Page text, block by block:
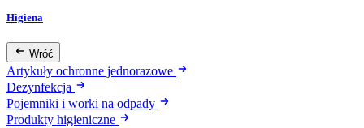
Higiena
Wróć
Artykuły ochronne jednorazowe
Dezynfekcja
Pojemniki i worki na odpady
Produkty higieniczne